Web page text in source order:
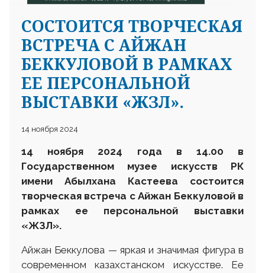
CОСТОИТСЯ ТВОРЧЕСКАЯ
ВСТРЕЧА С АЙЖАН
БЕККУЛОВОЙ В РАМКАХ
ЕЕ ПЕРСОНАЛЬНОЙ
ВЫСТАВКИ «ЖЗЛ».
14 ноября 2024
14 ноября 2024 года в 14.00 в
Государственном музее искусств РК
имени Абылхана Кастеева состоится
творческая встреча с Айжан Беккуловой в
рамках ее персональной выставки
«ЖЗЛ».
Айжан Беккулова — яркая и значимая фигура в
современном казахстанском искусстве. Ее